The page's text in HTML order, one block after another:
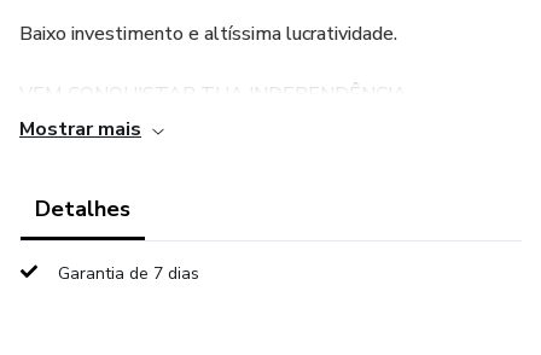
Baixo investimento e altíssima lucratividade.
VEM CONQUISTAR TUA INDEPENDÊNCIA
FINANCEIRA!
Mostrar mais
Detalhes
Garantia de 7 dias